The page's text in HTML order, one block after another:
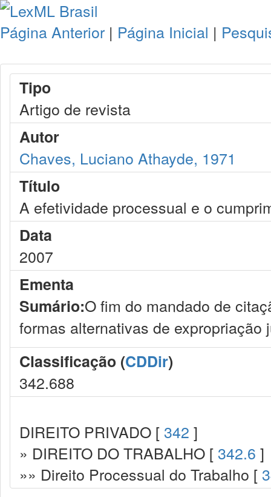
Página Anterior | Página Inicial |
Tipo
Artigo de revista
Autor
Chaves, Luciano Athayde, 1971
Título
A efetividade processual e o
Data
2007
Ementa
Sumário:O fim do mandado de
formas alternativas de
Classificação (CDDir)
342.688
DIREITO PRIVADO [ 342 ]
» DIREITO DO TRABALHO [ 342.6 ]
»» Direito Processual do Trabalho [